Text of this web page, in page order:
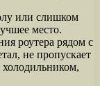
или слишком
место.
роутера рядом с
не пропускает